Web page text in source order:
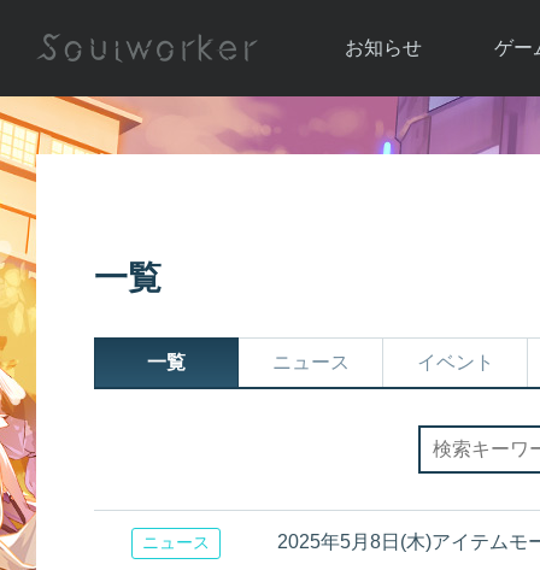
お知らせ
お知らせ一覧
ゲー
ソウ
一覧
一覧 ニュース イベント
ニュース 2025年5月8日(木)アイテムモ